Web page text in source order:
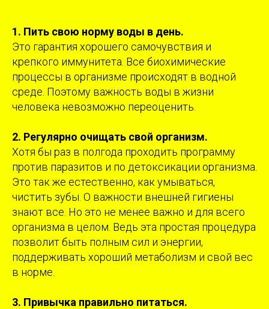
1. Пить свою норму воды в день.
Это гарантия хорошего самочувствия и
крепкого иммунитета. Все биохимические
процессы в организме происходят в водной
среде. Поэтому важность воды в жизни
человека невозможно переоценить.
2. Регулярно очищать свой организм.
Хотя бы раз в полгода проходить программу
против паразитов и по детоксикации организма.
Это так же естественно, как умываться,
чистить зубы. О важности внешней гигиены
знают все. Но это не менее важно и для всего
организма в целом. Ведь эта простая процедура
позволит быть полным сил и энергии,
поддерживать хороший метаболизм и свой вес
в норме.
3. Привычка правильно питаться.